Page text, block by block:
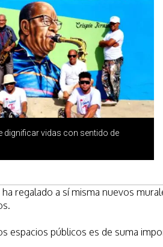
dignificar vidas con sentido de
ha regalado a sí misma nuevos
espacios públicos es de suma